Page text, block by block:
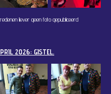
liever geen foto gepubliceerd
2026: GISTEL.